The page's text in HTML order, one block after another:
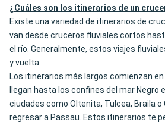
¿Cuáles son los itinerarios de un
Existe una variedad de itinerarios de
van desde cruceros fluviales cortos
el río. Generalmente, estos viajes
y vuelta.
Los itinerarios más largos comienzan
llegan hasta los confines del mar Negro
ciudades como Oltenita, Tulcea, Braila o
regresar a Passau. Estos itinerarios te